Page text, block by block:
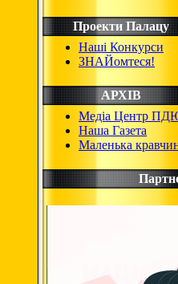
Проекти Палацу
Наші Конкурси
ЗНАЙомтеся!
АРХІВ
Медіа Центр
Наша Газета
Маленька